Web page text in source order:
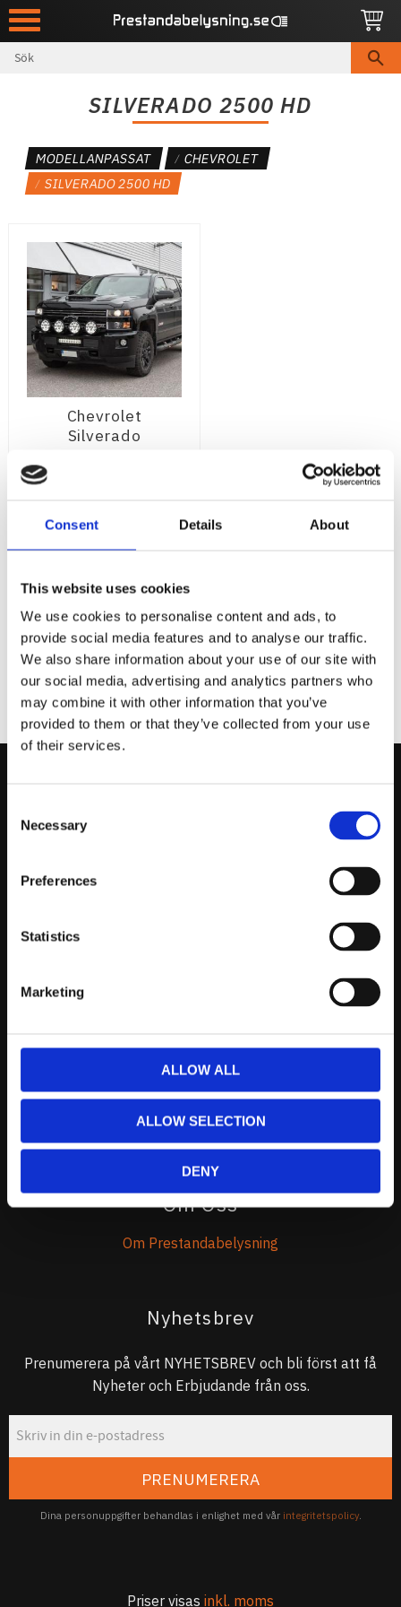
Consent Details About
This website uses cookies
We use cookies to personalise content and ads, to
provide social media features and to analyse our traffic.
We also share information about your use of our site with
our social media, advertising and analytics partners who
may combine it with other information that you’ve
provided to them or that they’ve collected from your use
of their services.
Selection
Necessary
Preferences
Statistics
Marketing
ALLOW ALL
ALLOW SELECTION
DENY
Meny
SILVERADO 2500 HD
MODELLANPASSAT
CHEVROLET
SILVERADO 2500 HD
Chevrolet
Silverado
Vision X XPR-
H9S
Chevrolet Silverado
XPR-H9S - 90W
9 095:-
Policy & Cookies
Reklamation och retur
Mina Sidor
Om Oss
Om Prestandabelysning
Nyhetsbrev
Prenumerera på vårt NYHETSBREV och bli först att få
Nyheter och Erbjudande från oss.
PRENUMERERA
Dina personuppgifter behandlas i enlighet med vår integritetspolicy.
Priser visas inkl. moms